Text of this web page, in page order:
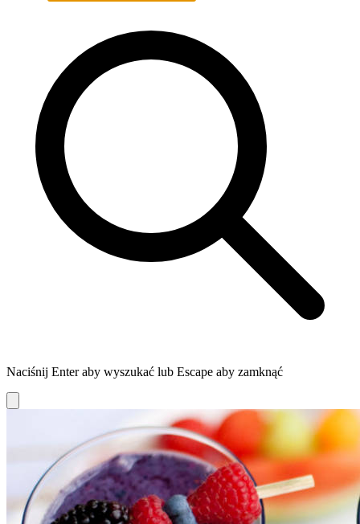
Naciśnij Enter aby wyszukać lub Escape aby zamknąć